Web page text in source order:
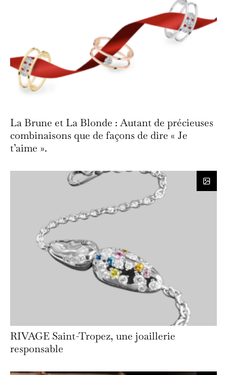
La Brune et La Blonde : Autant de précieuses
combinaisons que de façons de dire « Je
t’aime ».
RIVAGE Saint-Tropez, une joaillerie
responsable